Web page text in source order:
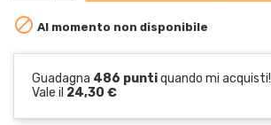
 Al momento non disponibile
Guadagna 486 puntiquando mi acquisti!
Vale il 24,30 €